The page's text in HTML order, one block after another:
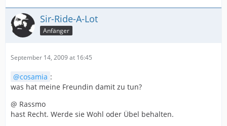
Sir-Ride-A-Lot
Anfänger
September 14, 2009 at 16:45
cosamia :
was hat meine Freundin damit zu tun?
@ Rassmo
hast Recht. Werde sie Wohl oder Übel behalten.